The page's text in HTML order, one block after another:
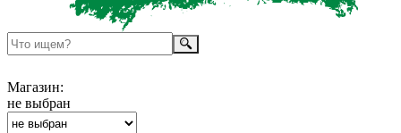
Магазин:
не выбран